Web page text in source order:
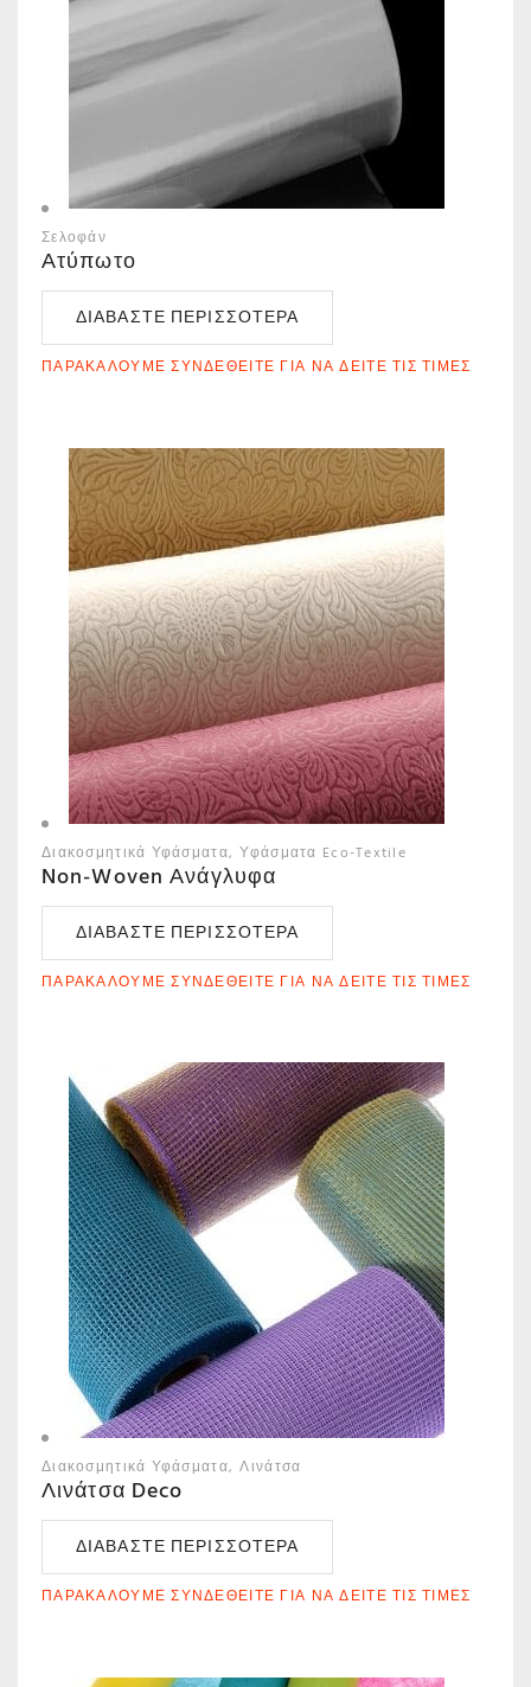
Σελοφάν
Ατύπωτο
ΔΙΑΒΆΣΤΕ ΠΕΡΙΣΣΌΤΕΡΑ
ΠΑΡΑΚΑΛΟΎΜΕ ΣΥΝΔΕΘΕΊΤΕ ΓΙΑ ΝΑ ΔΕΊΤΕ ΤΙΣ ΤΙΜΈΣ
Διακοσμητικά Υφάσματα Υφάσματα Eco-Textile
Non-Woven Ανάγλυφα
ΔΙΑΒΆΣΤΕ ΠΕΡΙΣΣΌΤΕΡΑ
ΠΑΡΑΚΑΛΟΎΜΕ ΣΥΝΔΕΘΕΊΤΕ ΓΙΑ ΝΑ ΔΕΊΤΕ ΤΙΣ ΤΙΜΈΣ
Διακοσμητικά Υφάσματα Λινάτσα
Λινάτσα Deco
ΔΙΑΒΆΣΤΕ ΠΕΡΙΣΣΌΤΕΡΑ
ΠΑΡΑΚΑΛΟΎΜΕ ΣΥΝΔΕΘΕΊΤΕ ΓΙΑ ΝΑ ΔΕΊΤΕ ΤΙΣ ΤΙΜΈΣ